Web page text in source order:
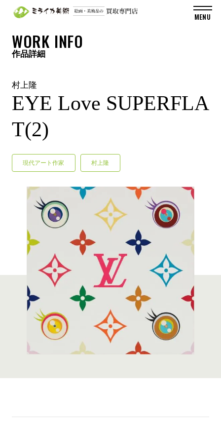
WORK INFO
作品詳細
村上隆
EYE Love SUPERFLA
T(2)
現代アート作家 村上隆